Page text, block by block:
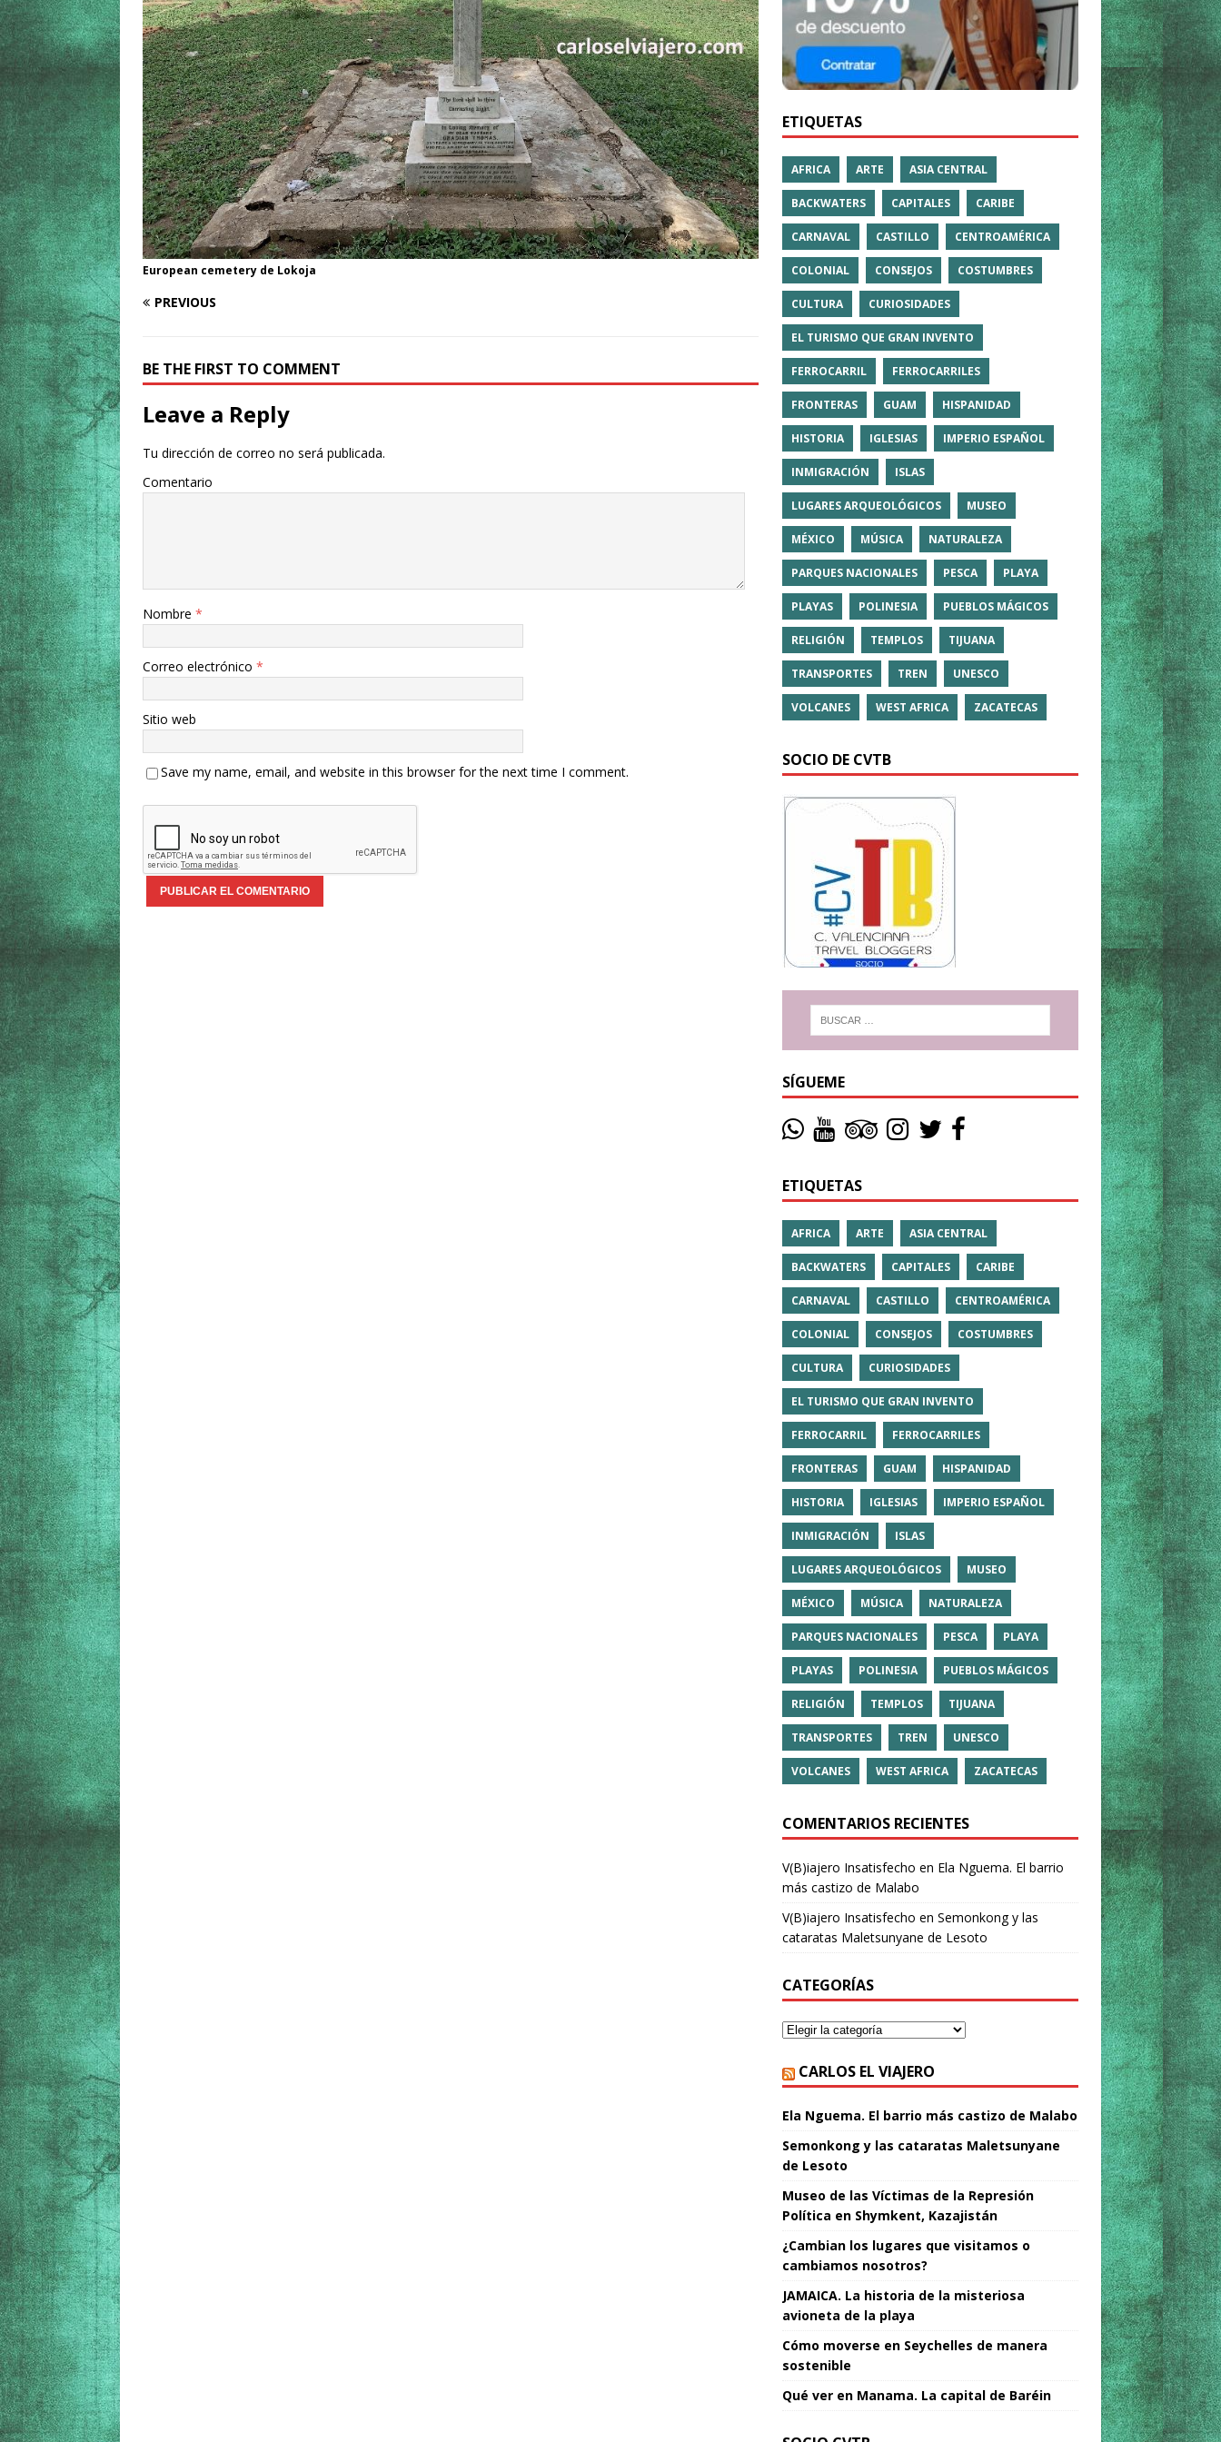
European cemetery de Lokoja
PREVIOUS
BE THE FIRST TO COMMENT
Leave a Reply
Tu dirección de correo no será publicada.
Comentario
Nombre *
Correo electrónico *
Sitio web
Save my name, email, and website in this browser for the next time I comment.
ETIQUETAS
AFRICA ARTE ASIA CENTRAL
BACKWATERS CAPITALES CARIBE
CARNAVAL CASTILLO CENTROAMÉRICA
COLONIAL CONSEJOS COSTUMBRES
CULTURA CURIOSIDADES
EL TURISMO QUE GRAN INVENTO
FERROCARRIL FERROCARRILES
FRONTERAS GUAM HISPANIDAD
HISTORIA IGLESIAS IMPERIO ESPAÑOL
INMIGRACIÓN ISLAS
LUGARES ARQUEOLÓGICOS MUSEO
MÉXICO MÚSICA NATURALEZA
PARQUES NACIONALES PESCA PLAYA
PLAYAS POLINESIA PUEBLOS MÁGICOS
RELIGIÓN TEMPLOS TIJUANA
TRANSPORTES TREN UNESCO
VOLCANES WEST AFRICA ZACATECAS
SOCIO DE CVTB
SÍGUEME
ETIQUETAS
AFRICA ARTE ASIA CENTRAL
BACKWATERS CAPITALES CARIBE
CARNAVAL CASTILLO CENTROAMÉRICA
COLONIAL CONSEJOS COSTUMBRES
CULTURA CURIOSIDADES
EL TURISMO QUE GRAN INVENTO
FERROCARRIL FERROCARRILES
FRONTERAS GUAM HISPANIDAD
HISTORIA IGLESIAS IMPERIO ESPAÑOL
INMIGRACIÓN ISLAS
LUGARES ARQUEOLÓGICOS MUSEO
MÉXICO MÚSICA NATURALEZA
PARQUES NACIONALES PESCA PLAYA
PLAYAS POLINESIA PUEBLOS MÁGICOS
RELIGIÓN TEMPLOS TIJUANA
TRANSPORTES TREN UNESCO
VOLCANES WEST AFRICA ZACATECAS
COMENTARIOS RECIENTES
V(B)iajero Insatisfecho en Ela Nguema. El barrio
más castizo de Malabo
V(B)iajero Insatisfecho en Semonkong y las
cataratas Maletsunyane de Lesoto
CATEGORÍAS
CARLOS EL VIAJERO
Ela Nguema. El barrio más castizo de Malabo
Semonkong y las cataratas Maletsunyane
de Lesoto
Museo de las Víctimas de la Represión
Política en Shymkent, Kazajistán
¿Cambian los lugares que visitamos o
cambiamos nosotros?
JAMAICA. La historia de la misteriosa
avioneta de la playa
Cómo moverse en Seychelles de manera
sostenible
Qué ver en Manama. La capital de Baréin